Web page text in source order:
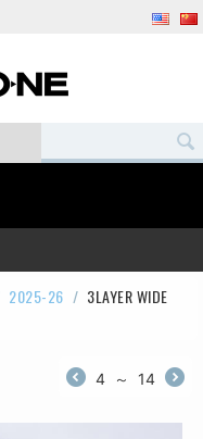
2025-26 / 3LAYER WIDE
4 ～ 14